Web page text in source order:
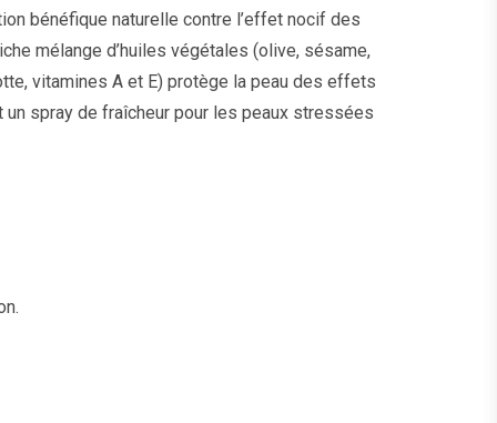
bénéfique naturelle contre l’effet nocif des
mélange d’huiles végétales (olive, sésame,
vitamines A et E) protège la peau des effets
spray de fraîcheur pour les peaux stressées